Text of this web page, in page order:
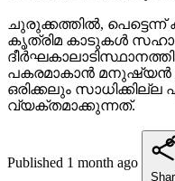
ചുരുക്കത്തിൽ,
കൃത്രിമ കാടുകൾ
പകരമാകാൻ മനുഷ്യൻ
ഒരിക്കലും
വ്യക്തമാക്കുന്നത്.
Published 1 month ago